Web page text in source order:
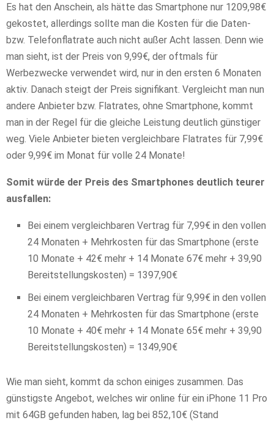
Es hat den Anschein, als hätte das Smartphone nur 1209,98€
gekostet, allerdings sollte man die Kosten für die Daten-
bzw. Telefonflatrate auch nicht außer Acht lassen. Denn wie
man sieht, ist der Preis von 9,99€, der oftmals für
Werbezwecke verwendet wird, nur in den ersten 6 Monaten
aktiv. Danach steigt der Preis signifikant. Vergleicht man nun
andere Anbieter bzw. Flatrates, ohne Smartphone, kommt
man in der Regel für die gleiche Leistung deutlich günstiger
weg. Viele Anbieter bieten vergleichbare Flatrates für 7,99€
oder 9,99€ im Monat für volle 24 Monate!
Somit würde der Preis des Smartphones deutlich teurer
ausfallen:
Bei einem vergleichbaren Vertrag für 7,99€ in den vollen
24 Monaten + Mehrkosten für das Smartphone (erste
10 Monate + 42€ mehr + 14 Monate 67€ mehr + 39,90
Bereitstellungskosten) = 1397,90€
Bei einem vergleichbaren Vertrag für 9,99€ in den vollen
24 Monaten + Mehrkosten für das Smartphone (erste
10 Monate + 40€ mehr + 14 Monate 65€ mehr + 39,90
Bereitstellungskosten) = 1349,90€
Wie man sieht, kommt da schon einiges zusammen. Das
günstigste Angebot, welches wir online für ein iPhone 11 Pro
mit 64GB gefunden haben, lag bei 852,10€ (Stand